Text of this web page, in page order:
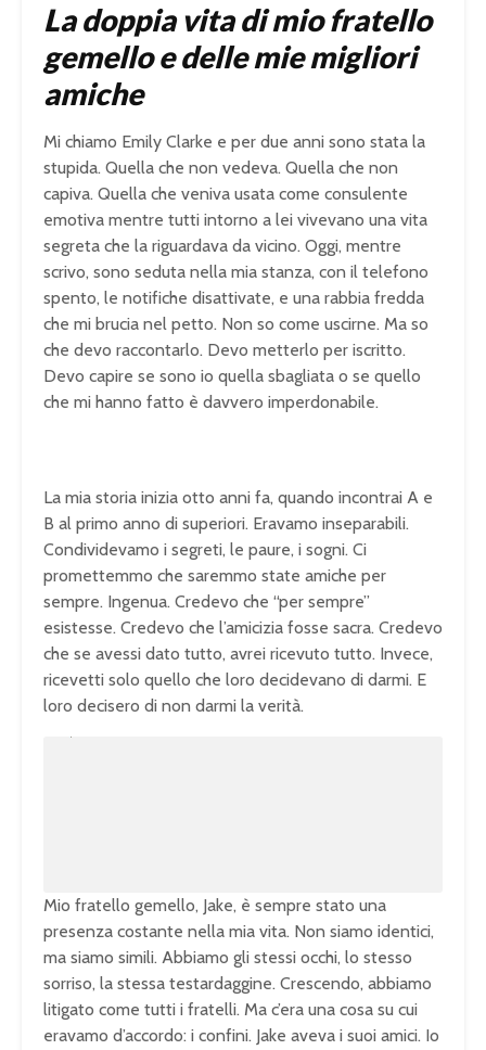
La doppia vita di mio fratello
gemello e delle mie migliori
amiche
Mi chiamo Emily Clarke e per due anni sono stata la
stupida. Quella che non vedeva. Quella che non
capiva. Quella che veniva usata come consulente
emotiva mentre tutti intorno a lei vivevano una vita
segreta che la riguardava da vicino. Oggi, mentre
scrivo, sono seduta nella mia stanza, con il telefono
spento, le notifiche disattivate, e una rabbia fredda
che mi brucia nel petto. Non so come uscirne. Ma so
che devo raccontarlo. Devo metterlo per iscritto.
Devo capire se sono io quella sbagliata o se quello
che mi hanno fatto è davvero imperdonabile.
La mia storia inizia otto anni fa, quando incontrai A e
B al primo anno di superiori. Eravamo inseparabili.
Condividevamo i segreti, le paure, i sogni. Ci
promettemmo che saremmo state amiche per
sempre. Ingenua. Credevo che “per sempre”
esistesse. Credevo che l’amicizia fosse sacra. Credevo
che se avessi dato tutto, avrei ricevuto tutto. Invece,
ricevetti solo quello che loro decidevano di darmi. E
loro decisero di non darmi la verità.
Mio fratello gemello, Jake, è sempre stato una
presenza costante nella mia vita. Non siamo identici,
ma siamo simili. Abbiamo gli stessi occhi, lo stesso
sorriso, la stessa testardaggine. Crescendo, abbiamo
litigato come tutti i fratelli. Ma c’era una cosa su cui
eravamo d’accordo: i confini. Jake aveva i suoi amici. Io